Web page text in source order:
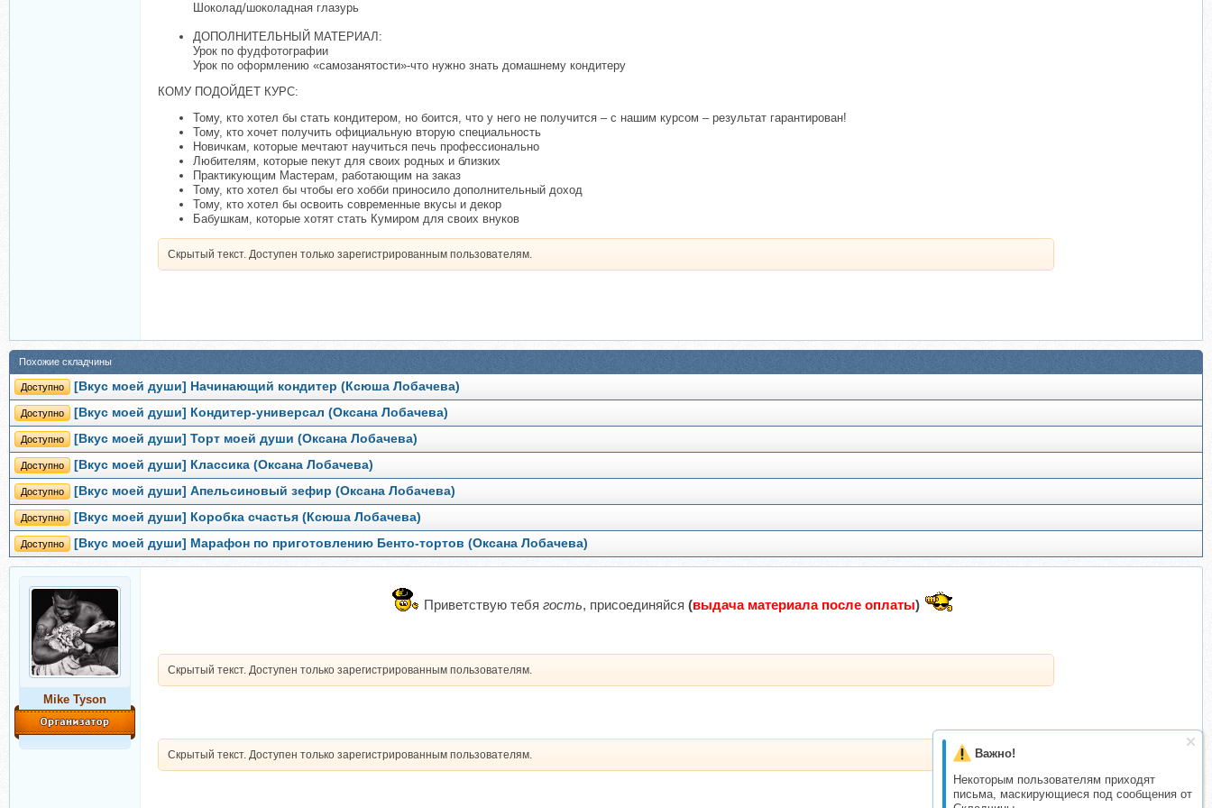
Важно!
Некоторым пользователям приходят
письма, маскирующиеся под сообщения от
Шоколад/шоколадная глазурь
ДОПОЛНИТЕЛЬНЫЙ МАТЕРИАЛ:
Урок по фудфотографии
Урок по оформлению «самозанятости»-что нужно знать домашнему кондитеру
КОМУ ПОДОЙДЕТ КУРС:
Тому, кто хотел бы стать кондитером, но боится, что у него не получится – с нашим курсом – результат гарантирован!
Тому, кто хочет получить официальную вторую специальность
Новичкам, которые мечтают научиться печь профессионально
Любителям, которые пекут для своих родных и близких
Практикующим Мастерам, работающим на заказ
Тому, кто хотел бы чтобы его хобби приносило дополнительный доход
Тому, кто хотел бы освоить современные вкусы и декор
Бабушкам, которые хотят стать Кумиром для своих внуков
Скрытый текст. Доступен только зарегистрированным пользователям.
Похожие складчины
Доступно [Вкус моей души] Начинающий кондитер (Ксюша Лобачева)
Доступно [Вкус моей души] Кондитер-универсал (Оксана Лобачева)
Доступно [Вкус моей души] Торт моей души (Оксана Лобачева)
Доступно [Вкус моей души] Классика (Оксана Лобачева)
Доступно [Вкус моей души] Апельсиновый зефир (Оксана Лобачева)
Доступно [Вкус моей души] Коробка счастья (Ксюша Лобачева)
Доступно [Вкус моей души] Марафон по приготовлению Бенто-тортов (Оксана Лобачева)
Mike Tyson
Приветствую тебя гость, присоединяйся (выдача материала после оплаты)
Скрытый текст. Доступен только зарегистрированным пользователям.
Скрытый текст. Доступен только зарегистрированным пользователям.